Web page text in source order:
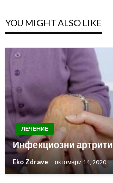
YOU MIGHT ALSO LIKE
ЛЕЧЕНИЕ
Инфекциозни артрити
Eko Zdrave октомври 14, 2020